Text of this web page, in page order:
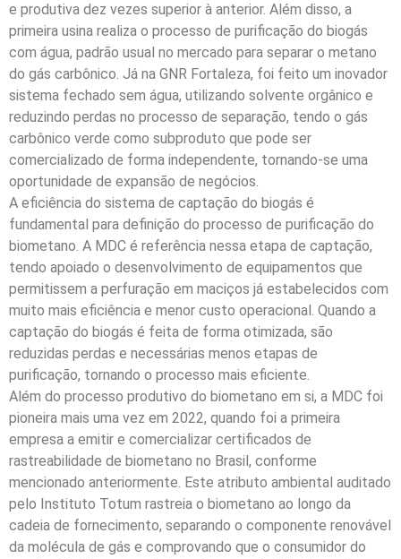
e produtiva dez vezes superior à anterior. Além disso, a
primeira usina realiza o processo de purificação do biogás
com água, padrão usual no mercado para separar o metano
do gás carbônico. Já na GNR Fortaleza, foi feito um inovador
sistema fechado sem água, utilizando solvente orgânico e
reduzindo perdas no processo de separação, tendo o gás
carbônico verde como subproduto que pode ser
comercializado de forma independente, tornando-se uma
oportunidade de expansão de negócios.
A eficiência do sistema de captação do biogás é
fundamental para definição do processo de purificação do
biometano. A MDC é referência nessa etapa de captação,
tendo apoiado o desenvolvimento de equipamentos que
permitissem a perfuração em maciços já estabelecidos com
muito mais eficiência e menor custo operacional. Quando a
captação do biogás é feita de forma otimizada, são
reduzidas perdas e necessárias menos etapas de
purificação, tornando o processo mais eficiente.
Além do processo produtivo do biometano em si, a MDC foi
pioneira mais uma vez em 2022, quando foi a primeira
empresa a emitir e comercializar certificados de
rastreabilidade de biometano no Brasil, conforme
mencionado anteriormente. Este atributo ambiental auditado
pelo Instituto Totum rastreia o biometano ao longo da
cadeia de fornecimento, separando o componente renovável
da molécula de gás e comprovando que o consumidor do